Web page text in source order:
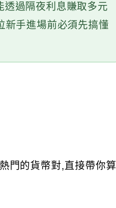
過隔夜利息賺取多元
手進場前必須先搞懂
門的貨幣對,直接帶你算